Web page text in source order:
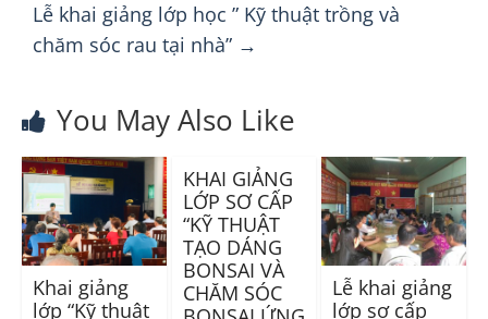
Lễ khai giảng lớp học ” Kỹ thuật trồng và
chăm sóc rau tại nhà” →
You May Also Like
Khai giảng
lớp “Kỹ thuật
KHAI GIẢNG
LỚP SƠ CẤP
“KỸ THUẬT
TẠO DÁNG
BONSAI VÀ
CHĂM SÓC
Lễ khai giảng
lớp sơ cấp